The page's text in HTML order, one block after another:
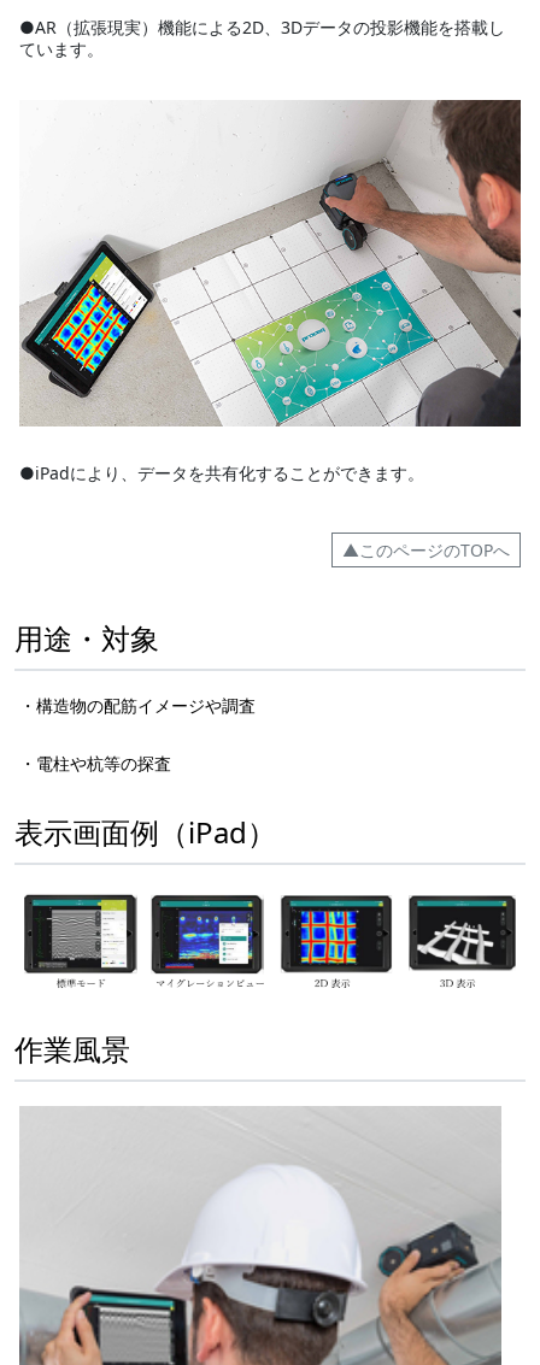
●AR（拡張現実）機能による2D、3Dデータの投影機能を搭載し
ています。
●iPadにより、データを共有化することができます。
▲このページのTOPへ
用途・対象
・構造物の配筋イメージや調査
・電柱や杭等の探査
表示画面例（iPad）
作業風景